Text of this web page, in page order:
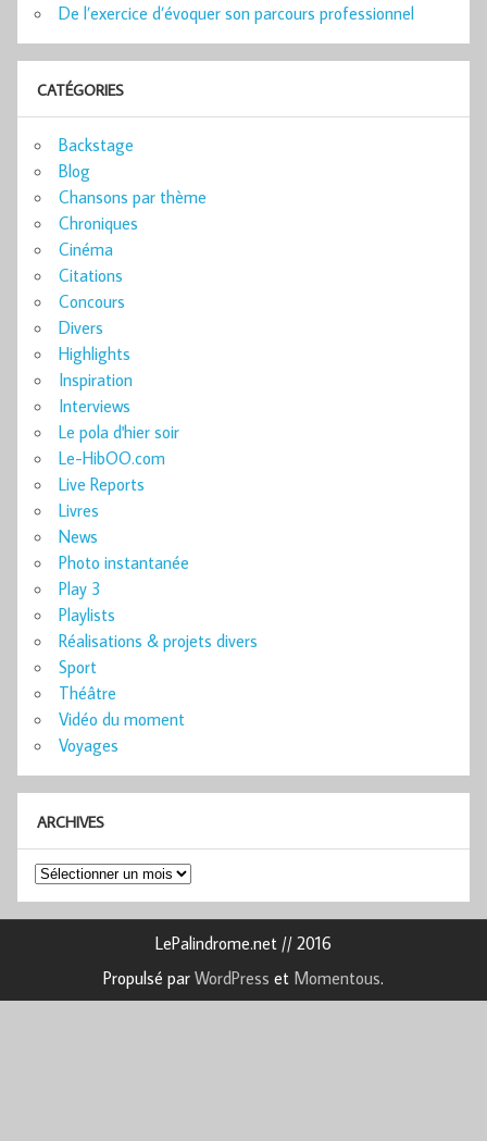
De l’exercice d’évoquer son parcours professionnel
CATÉGORIES
Backstage
Blog
Chansons par thème
Chroniques
Cinéma
Citations
Concours
Divers
Highlights
Inspiration
Interviews
Le pola d'hier soir
Le-HibOO.com
Live Reports
Livres
News
Photo instantanée
Play 3
Playlists
Réalisations & projets divers
Sport
Théâtre
Vidéo du moment
Voyages
ARCHIVES
Archives
LePalindrome.net // 2016
Propulsé par WordPress et Momentous.